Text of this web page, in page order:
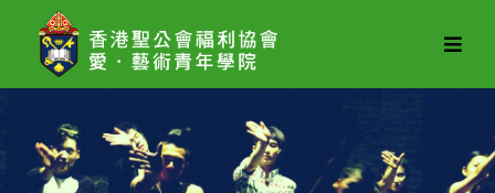
愛．
青
年